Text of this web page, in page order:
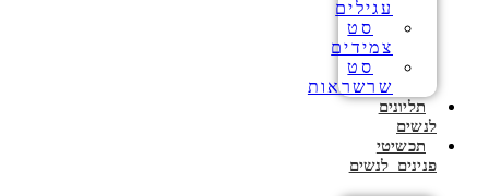
עגילים
סט
צמידים
סט
שרשראות
תליונים
לנשים
תכשיטי
פנינים לנשים